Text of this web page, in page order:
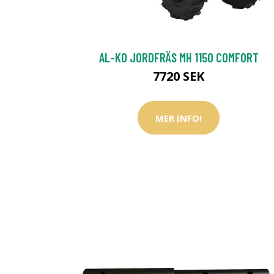
AL-KO JORDFRÄS MH 1150 COMFORT
7720 SEK
MER INFO!